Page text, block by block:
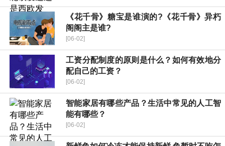
《花千骨》糖宝是谁演的?《花千骨》异朽
阁阁主是谁?
[06-02]
工资分配制度的原则是什么？如何有效地分
配自己的工资？
[06-02]
智能家居有哪些产品？生活中常见的人工智
能有哪些？
[06-02]